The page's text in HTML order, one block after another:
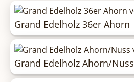
Grand Edelholz 36er Ahorn
Grand Edelholz Ahorn/Nuss